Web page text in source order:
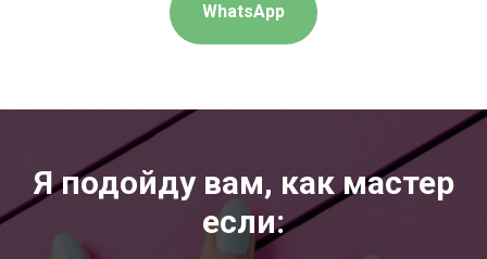
WhatsApp
Я подойду вам, как мастер
если: